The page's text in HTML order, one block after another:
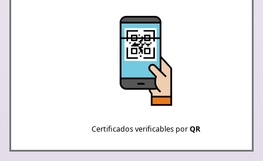
Certificados verificables porQR